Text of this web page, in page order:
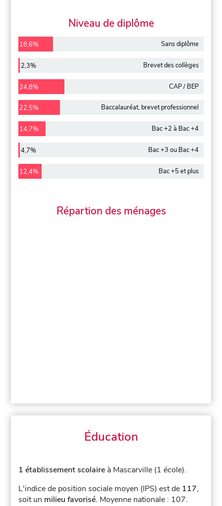
Niveau de diplôme
18,6% Sans diplôme
2,3% Brevet des collèges
24,8% CAP / BEP
22,5% Baccalauréat, brevet professionnel
14,7% Bac +2 à Bac +4
4,7% Bac +3 ou Bac +4
12,4% Bac +5 et plus
Répartion des ménages
Éducation
1 établissement scolaire à Mascarville (1 école).
L'indice de position sociale moyen (IPS) est de 117,
soit un milieu favorisé. Moyenne nationale : 107.